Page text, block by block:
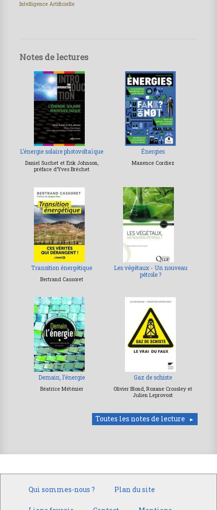
Intelligence Artificielle
Notes de lectures
L’énergie solaire photovoltaïque
Daniel Suchet et Erik Johnson,
préface d’Yves Bréchet
Énergies
Maxence Cordiez
Transition énergétique
Bertrand Cassoret
Les végétaux - Un nouveau
pétrole ?
Demain, l’énergie
Béatrice Méténier
Gaz de schiste
Olivier Blond, Roxane Crossley et
Julien Leprovost
Toutes les notes de lecture
Qui sommes-nous ? Plan du site